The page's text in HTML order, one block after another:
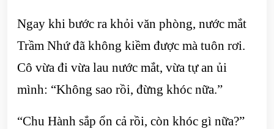
Ngay khi bước ra khỏi văn phòng, nước mắt
Trầm Nhứ đã không kiềm được mà tuôn rơi.
Cô vừa đi vừa lau nước mắt, vừa tự an ủi
mình: “Không sao rồi, đừng khóc nữa.”
“Chu Hành sắp ổn cả rồi, còn khóc gì nữa?”